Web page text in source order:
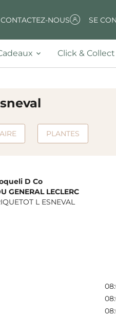
CONTACTEZ-NOUS SE
Click & Collect
PLANTES
D Co
GENERAL LECLERC
L ESNEVAL